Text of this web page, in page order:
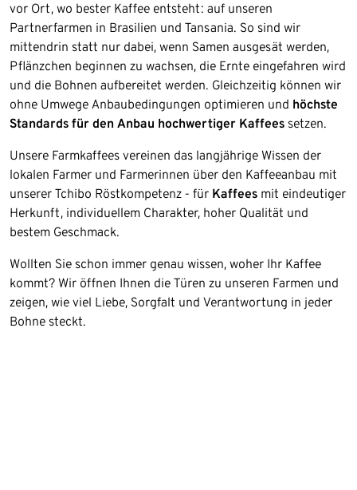
vor Ort, wo bester Kaffee entsteht: auf unseren
Partnerfarmen in Brasilien und Tansania. So sind wir
mittendrin statt nur dabei, wenn Samen ausgesät werden,
Pflänzchen beginnen zu wachsen, die Ernte eingefahren wird
und die Bohnen aufbereitet werden. Gleichzeitig können wir
ohne Umwege Anbaubedingungen optimieren und höchste
Standards für den Anbau hochwertiger Kaffees setzen.
Unsere Farmkaffees vereinen das langjährige Wissen der
lokalen Farmer und Farmerinnen über den Kaffeeanbau mit
unserer Tchibo Röstkompetenz - für Kaffees mit eindeutiger
Herkunft, individuellem Charakter, hoher Qualität und
bestem Geschmack.
Wollten Sie schon immer genau wissen, woher Ihr Kaffee
kommt? Wir öffnen Ihnen die Türen zu unseren Farmen und
zeigen, wie viel Liebe, Sorgfalt und Verantwortung in jeder
Bohne steckt.